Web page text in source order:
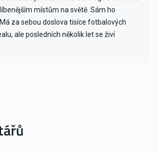
místům na světě. Sám ho
za sebou doslova tisíce fotbalových
ale posledních několik let se živí